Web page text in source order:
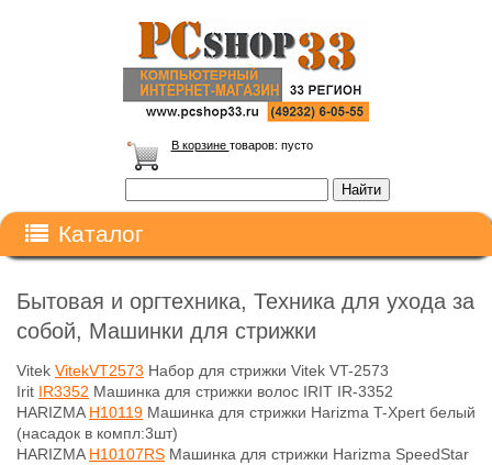
В корзине товаров: пусто
Каталог
Бытовая и оргтехника, Техника для ухода за
собой, Машинки для стрижки
Vitek VitekVT2573 Набор для стрижки Vitek VT-2573
Irit IR3352 Машинка для стрижки волос IRIT IR-3352
HARIZMA H10119 Машинка для стрижки Harizma T-Xpert белый
(насадок в компл:3шт)
HARIZMA H10107RS Машинка для стрижки Harizma SpeedStar